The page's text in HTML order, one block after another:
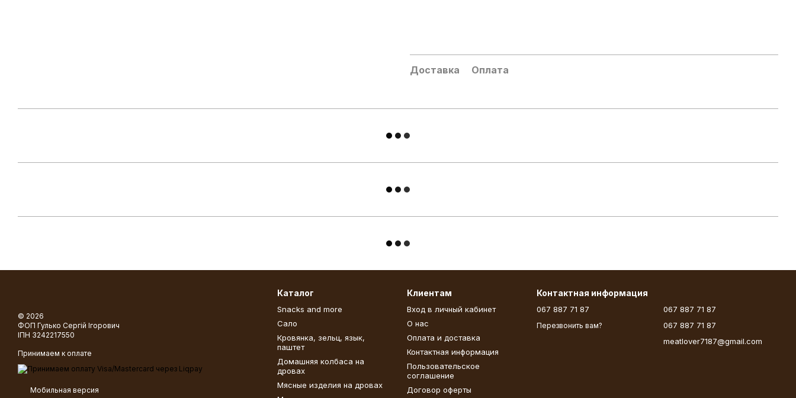
Доставка Оплата
© 2026
ФОП Гулько Сергій Ігорович
ІПН 3242217550
Принимаем к оплате
Мобильная версия
Каталог
Snacks and more
Сало
Кровянка, зельц, язык,
паштет
Домашняя колбаса на
дровах
Мясные изделия на дровах
Клиентам
Вход в личный кабинет
О нас
Оплата и доставка
Контактная информация
Пользовательское
соглашение
Договор оферты
Контактная информация
067 887 71 87
Перезвонить вам?
067 887 71 87
067 887 71 87
meatlover7187@gmail.com